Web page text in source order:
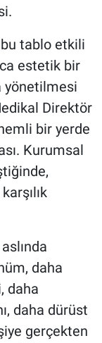
bu tablo etkili
estetik bir
yönetilmesi
Direktör
bir yerde
Kurumsal
daha
daha
daha dürüst
gerçekten